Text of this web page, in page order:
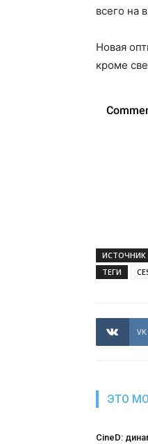
всего на
Новая
кроме
ИСТОЧНИК
ТЕГИ
VK
ЭТО
CineD: